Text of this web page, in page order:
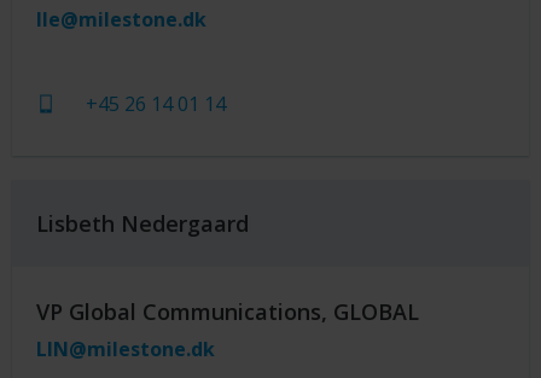
lle@milestone.dk
+45 26 14 01 14
Lisbeth Nedergaard
VP Global Communications, GLOBAL
LIN@milestone.dk